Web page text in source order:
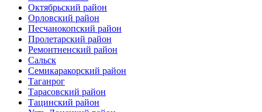
Октябрьский район
Орловский район
Песчанокопский район
Пролетарский район
Ремонтненский район
Сальск
Семикаракорский район
Таганрог
Тарасовский район
Тацинский район